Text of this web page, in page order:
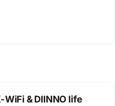
& DIINNO life